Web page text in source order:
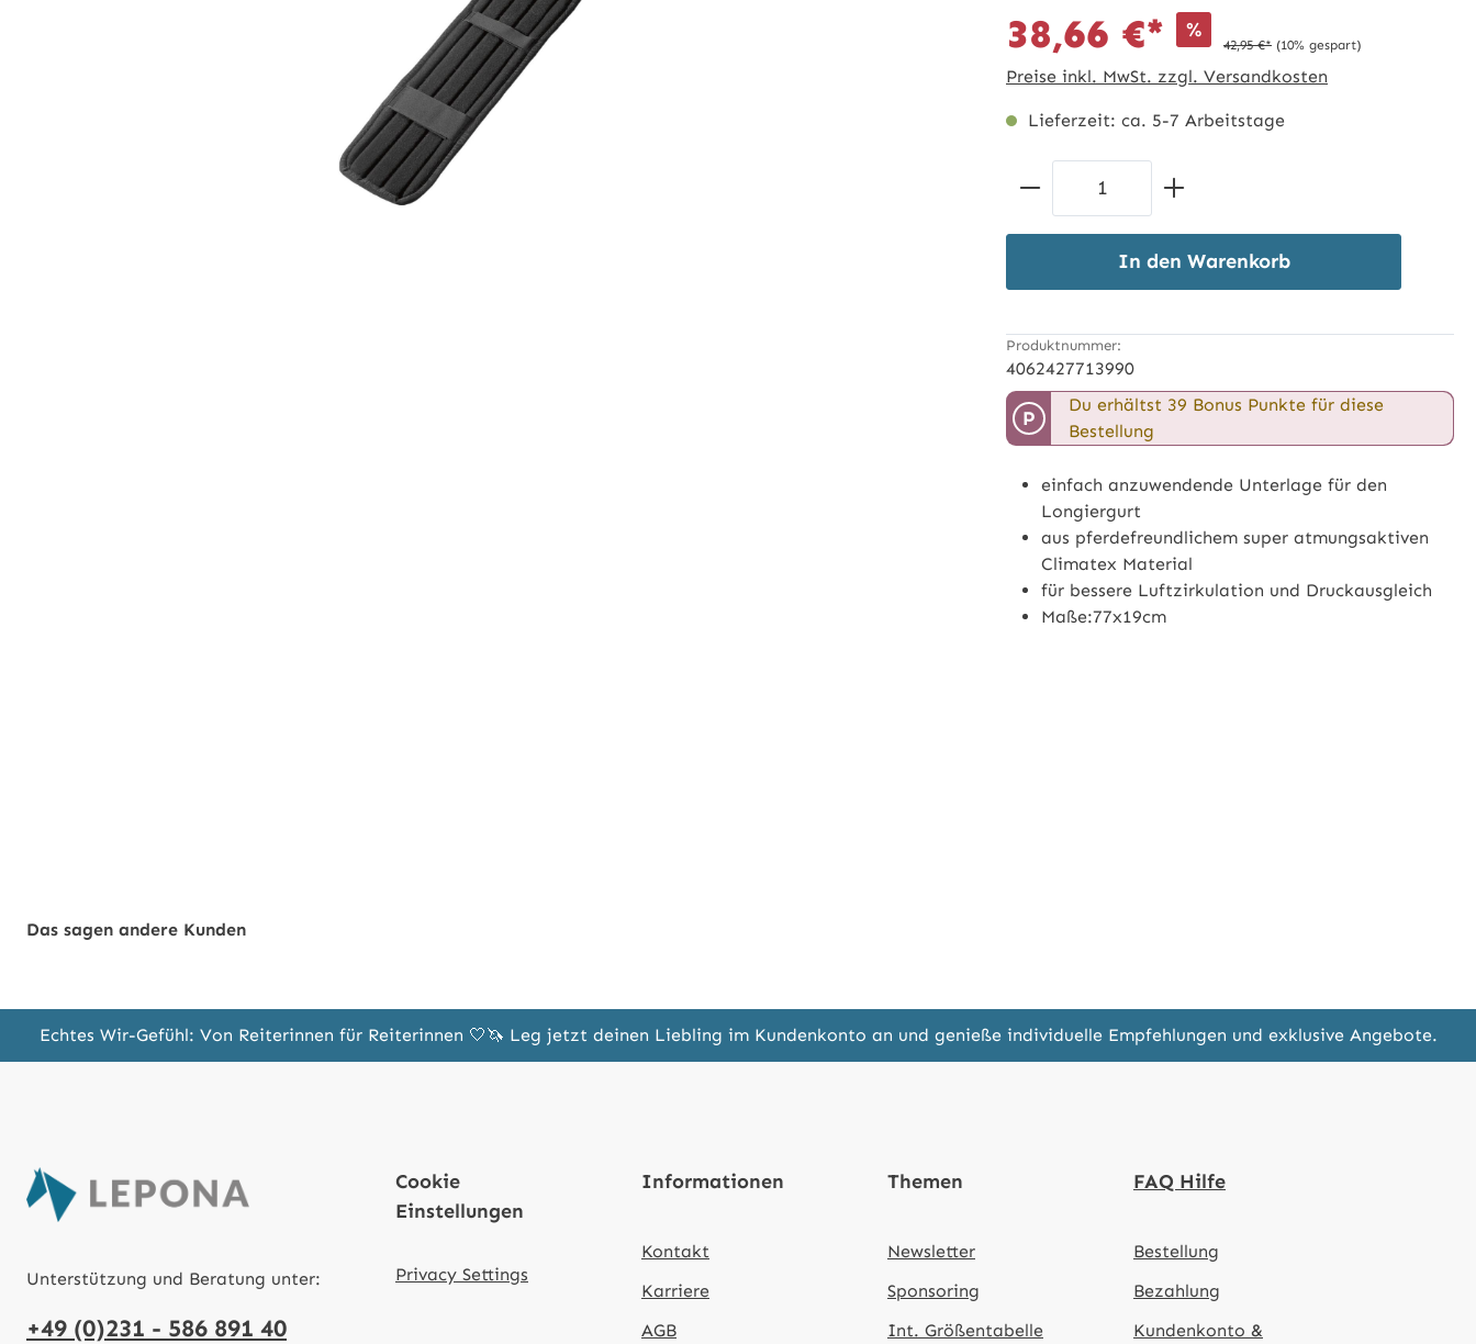
38,66 €* %
42,95 €* (10% gespart)
Preise inkl. MwSt. zzgl. Versandkosten
Lieferzeit: ca. 5-7 Arbeitstage
Produkt Anzahl: Gib den
In den Warenkorb
Produktnummer:
4062427713990
P
Du erhältst 39 Bonus Punkte für diese
Bestellung
einfach anzuwendende Unterlage für den
Longiergurt
aus pferdefreundlichem super atmungsaktiven
Climatex Material
für bessere Luftzirkulation und Druckausgleich
Maße:77x19cm
Das sagen andere Kunden
Echtes Wir-Gefühl: Von Reiterinnen für Reiterinnen 🤍🦄 Leg jetzt deinen Liebling im Kundenkonto an und genieße individuelle Empfehlungen und exklusive Angebote.
Unterstützung und Beratung unter:
+49 (0)231 - 586 891 40
Cookie
Einstellungen
Privacy Settings
Informationen
Kontakt
Karriere
AGB
Themen
Newsletter
Sponsoring
Int. Größentabelle
FAQ Hilfe
Bestellung
Bezahlung
Kundenkonto &